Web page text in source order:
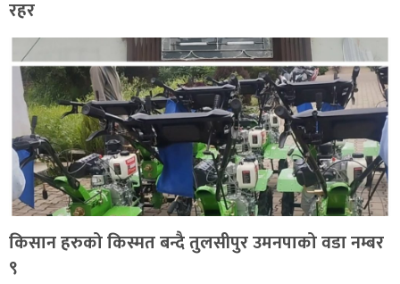
रहर
किसान हरुको किस्मत बन्दै तुलसीपुर उमनपाको वडा नम्बर
९